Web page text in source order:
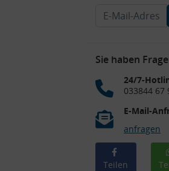
Sie haben
24/7-
033844 67
E-Mail-
anfragen
Teilen